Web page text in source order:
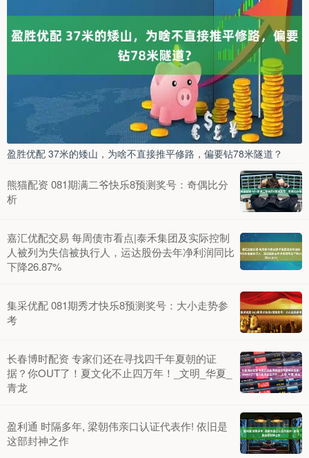
盈胜优配 37米的矮山，为啥不直接推平修路，偏要钻78米隧道？
熊猫配资 081期满二爷快乐8预测奖号：奇偶比分
析
嘉汇优配交易 每周债市看点|泰禾集团及实际控制
人被列为失信被执行人，运达股份去年净利润同比
下降26.87%
集采优配 081期秀才快乐8预测奖号：大小走势参
考
长春博时配资 专家们还在寻找四千年夏朝的证
据？你OUT了！夏文化不止四万年！_文明_华夏_
青龙
盈利通 时隔多年, 梁朝伟亲口认证代表作! 依旧是
这部封神之作